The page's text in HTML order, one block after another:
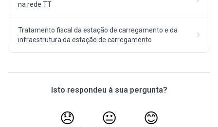
na rede TT
Tratamento fiscal da estação de carregamento e da
infraestrutura da estação de carregamento
Isto respondeu à sua pergunta?
😞 😐 😊